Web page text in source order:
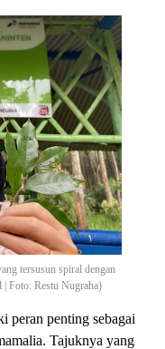
tersusun spiral dengan
| Foto: Restu Nugraha)
peran penting sebagai
Tajuknya yang